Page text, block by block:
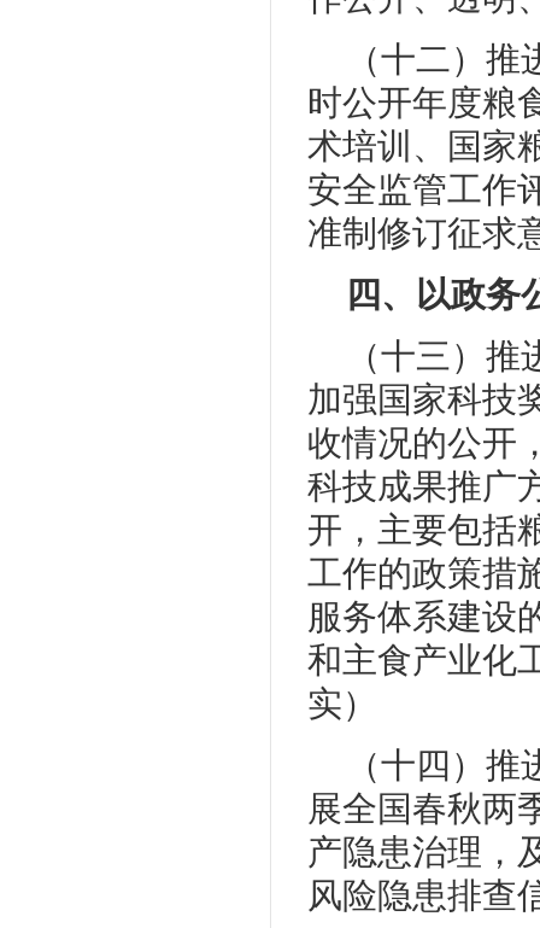
（十二）
时公开年度粮
术培训、国家
安全监管工作
准制修订征求
四、以政务
（十三）
加强国家科技
收情况的公开
科技成果推广
开，主要包括
工作的政策措
服务体系建设
和主食产业化
实）
（十四）
展全国春秋两
产隐患治理，
风险隐患排查